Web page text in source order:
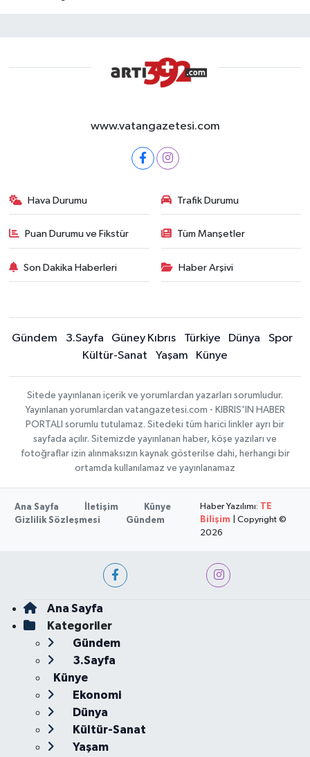
www.vatangazetesi.com
Hava Durumu Trafik Durumu
Puan Durumu ve Fikstür Tüm Manşetler
Son Dakika Haberleri Haber Arşivi
Gündem 3.Sayfa Güney Kıbrıs Türkiye Dünya
Spor
Kültür-Sanat
Yaşam Künye
Sitede yayınlanan içerik ve yorumlardan yazarları sorumludur.
Yayınlanan yorumlardan vatangazetesi.com - KIBRIS'IN HABER
PORTALI sorumlu tutulamaz. Sitedeki tüm harici linkler ayrı bir
sayfada açılır. Sitemizde yayınlanan haber, köşe yazıları ve
fotoğraflar izin alınmaksızın kaynak gösterilse dahi, herhangi bir
ortamda kullanılamaz ve yayınlanamaz
Ana Sayfa İletişim
Künye
Gizlilik Sözleşmesi
Gündem
Haber Yazılımı:
TE
Bilişim | Copyright ©
2026
Ana Sayfa
Kategoriler
Gündem
3.Sayfa
Künye
Ekonomi
Dünya
Kültür-Sanat
Yaşam